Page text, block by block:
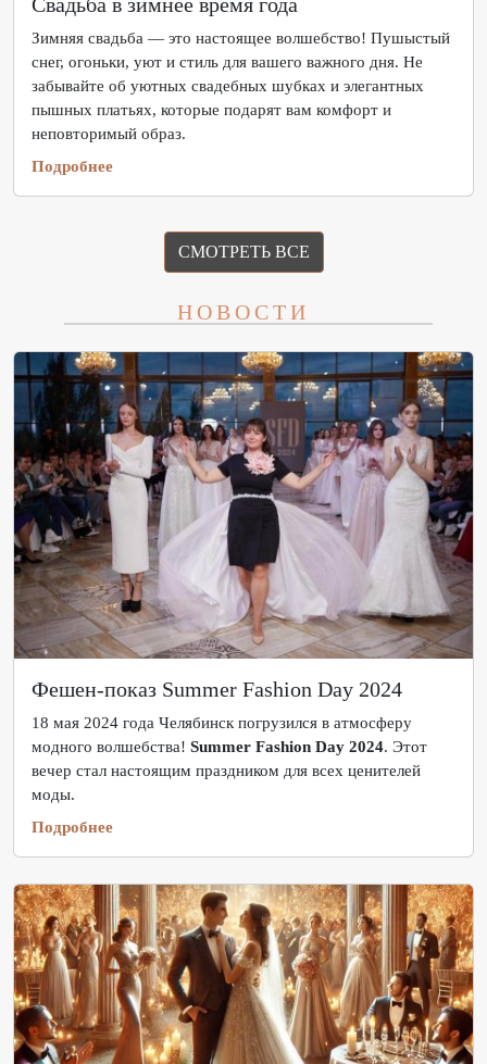
Зимняя свадьба — это настоящее волшебство! Пушыстый
снег, огоньки, уют и стиль для вашего важного дня. Не
забывайте об уютных свадебных шубках и элегантных
пышных платьях, которые подарят вам комфорт и
неповторимый образ.
Подробнее
СМОТРЕТЬ ВСЕ
НОВОСТИ
Фешен-показ Summer Fashion Day 2024
18 мая 2024 года Челябинск погрузился в атмосферу
модного волшебства! Summer Fashion Day 2024. Этот
вечер стал настоящим праздником для всех ценителей
моды.
Подробнее